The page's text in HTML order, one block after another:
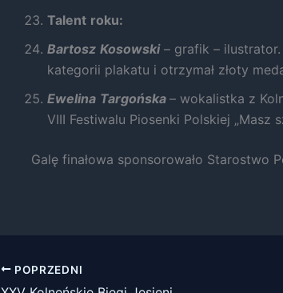
Talent roku:
Bartosz Kosowski– grafik – ilustrator.
kategorii plakatu i otrzymał złoty
Ewelina Targońska – wokalistka z
VIII Festiwalu Piosenki Polskiej „Masz
Galę finałowa sponsorowało Starostwo
POPRZEDNI